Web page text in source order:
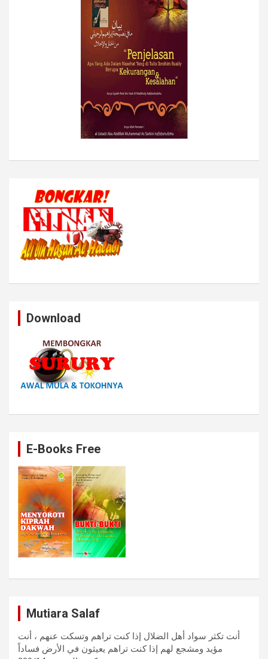
Download
E-Books Free
Mutiara Salaf
أنت تكثر سواد أهل الضلال إذا كنت تراهم وتسكت عنهم ، أنت
مؤيد ومشجع لهم إذا كنت تراهم يعيثون في الأرض فساداً